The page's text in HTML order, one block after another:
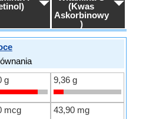
(Kwas
Askorbinowy
)
g 9,36 g
mcg 43,90 mg